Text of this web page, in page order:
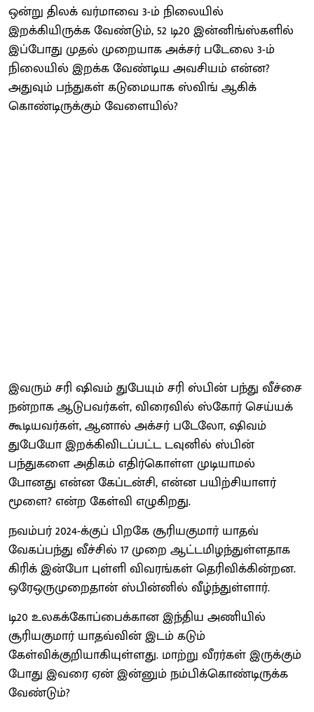
ஒன்று திலக் வர்மாவை 3-ம் நிலையில்
இறக்கியிருக்க வேண்டும், 52 டி20 இன்னிங்ஸ்களில்
இப்போது முதல் முறையாக அக்சர் படேலை 3-ம்
நிலையில் இறக்க வேண்டிய அவசியம் என்ன?
அதுவும் பந்துகள் கடுமையாக ஸ்விங் ஆகிக்
கொண்டிருக்கும் வேளையில்?
இவரும் சரி ஷிவம் துபேயும் சரி ஸ்பின் பந்து வீச்சை
நன்றாக ஆடுபவர்கள், விரைவில் ஸ்கோர் செய்யக்
கூடியவர்கள், ஆனால் அக்சர் படேலோ, ஷிவம்
துபேயோ இறக்கிவிடப்பட்ட டவுனில் ஸ்பின்
பந்துகளை அதிகம் எதிர்கொள்ள முடியாமல்
போனது என்ன கேப்டன்சி, என்ன பயிற்சியாளர்
மூளை? என்ற கேள்வி எழுகிறது.
நவம்பர் 2024-க்குப் பிறகே சூரியகுமார் யாதவ்
வேகப்பந்து வீச்சில் 17 முறை ஆட்டமிழந்துள்ளதாக
கிரிக் இன்போ புள்ளி விவரங்கள் தெரிவிக்கின்றன.
ஒரேஒருமுறைதான் ஸ்பின்னில் வீழ்ந்துள்ளார்.
டி20 உலகக்கோப்பைக்கான இந்திய அணியில்
சூரியகுமார் யாதவ்வின் இடம் கடும்
கேள்விக்குறியாகியுள்ளது. மாற்று வீரர்கள் இருக்கும்
போது இவரை ஏன் இன்னும் நம்பிக்கொண்டிருக்க
வேண்டும்?